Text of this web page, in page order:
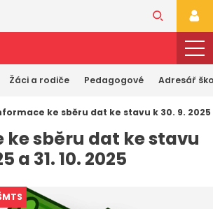
Žáci a rodiče Pedagogové Adresář
ke sběru dat ke stavu k 30. 9. 2025
sběru dat ke stavu
a 31. 10. 2025